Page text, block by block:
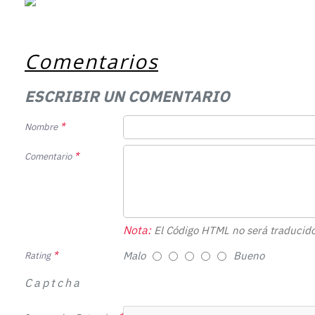
Comentarios
ESCRIBIR UN COMENTARIO
Nombre
Comentario
Nota:El Código HTML no será
Rating Malo Bueno
Captcha